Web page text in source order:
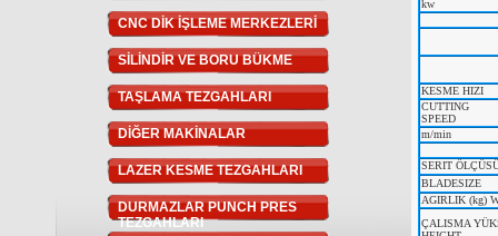
CNC DİK İŞLEME MERKEZLERİ
SİLİNDİR VE BORU BÜKME
TAŞLAMA TEZGAHLARI
DİĞER MAKİNALAR
LAZER KESME TEZGAHLARI
DURMAZLAR PUNCH PRES
TEZGAHLARI
kw
KESME HIZI
CUTTING
SPEED
m/min
SERIT
BLADESIZE
AGIRLIK (kg)
ÇALISMA